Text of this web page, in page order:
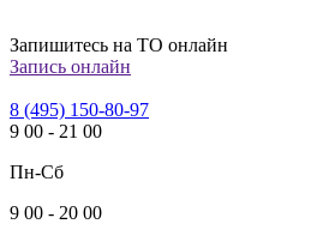
Запишитесь на ТО онлайн
Запись онлайн
8 (495) 150-80-97
9 00 - 21 00
Пн-Сб
9 00 - 20 00